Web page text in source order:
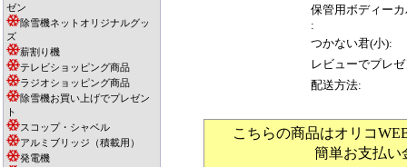
ゼン
除雪機ネットオリジナルグッ
ズ
薪割り機
テレビショッピング商品
ラジオショッピング商品
除雪機お買い上げでプレゼン
ト
スコップ・シャベル
アルミブリッジ（積載用）
発電機
保管用ボディー
:
つかない君(小):
レビューでプレ
配送方法:
こちらの商品はオリコ
簡単お支払い